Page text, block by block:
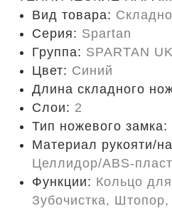
Вид товара:
Серия: Spartan
Группа: SPARTAN
Цвет: Синий
Длина складного
Слои: 2
Тип ножевого замка:
Материал рукояти/
Целлидор/ABS-
Функции: Кольцо
Зубочистка,